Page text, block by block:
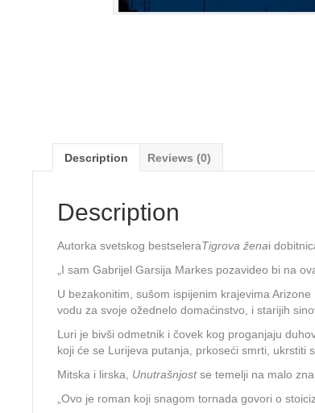
Description Reviews (0)
Description
Autorka svetskog bestseleraTigrova ženai
„I sam Gabrijel Garsija Markes pozavideo bi na
U bezakonitim, sušom ispijenim krajevima
vodu za svoje ožednelo domaćinstvo, i starijih
Luri je bivši odmetnik i čovek kog proganjaju
koji će se Lurijeva putanja, prkoseći smrti, ukrstiti
Mitska i lirska, Unutrašnjostse temelji na malo
„Ovo je roman koji snagom tornada govori o